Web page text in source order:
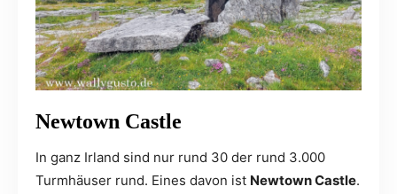
Newtown Castle
In ganz Irland sind nur rund 30 der rund 3.000
Turmhäuser rund. Eines davon ist Newtown Castle.